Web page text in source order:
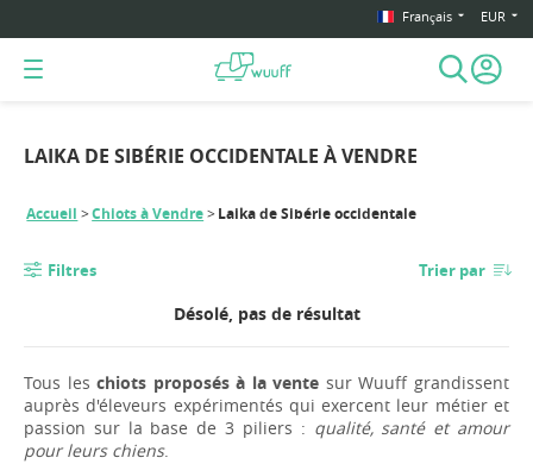
Français EUR
LAIKA DE SIBÉRIE OCCIDENTALE À VENDRE
Accueil Chiots à Vendre Laika de Sibérie occidentale
Filtres Trier par
Désolé, pas de résultat
Tous leschiots proposés à la vente sur Wuuff grandissent
auprès d'éleveurs expérimentés qui exercent leur métier et
passion sur la base de 3 piliers : qualité, santé et amour
pour leurs chiens.